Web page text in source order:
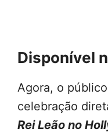
Disponível
Agora, o
celebração
Rei Leão no